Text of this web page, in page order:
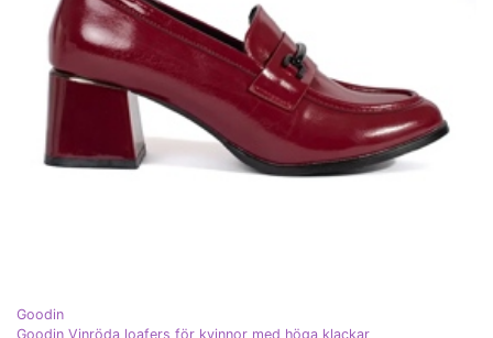
Goodin
Goodin Vinröda loafers för kvinnor med höga klackar